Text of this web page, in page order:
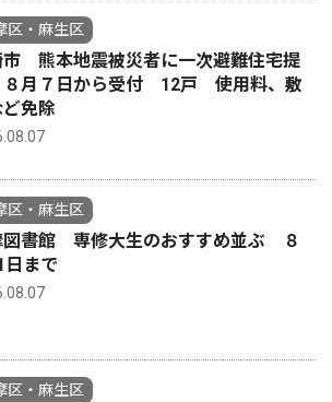
区・麻生区
市 熊本地震被災者に一次避難住宅提
月７日から受付 12戸 使用料、敷
免除
区・麻生区
図書館 専修大生のおすすめ並ぶ ８
日まで
区・麻生区